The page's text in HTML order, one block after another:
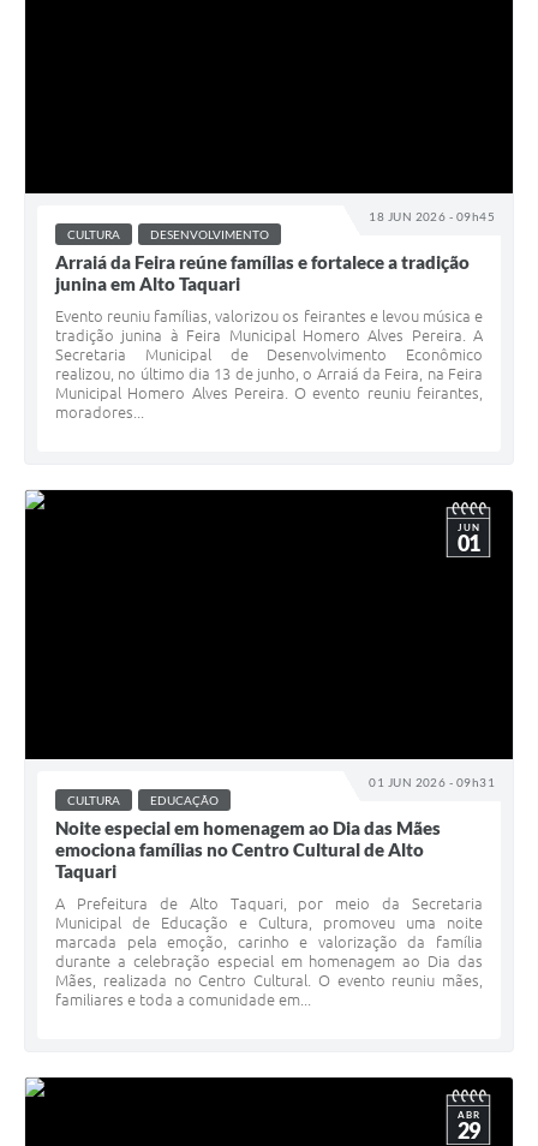
18 JUN 2026 - 09h45
CULTURA DESENVOLVIMENTO
Arraiá da Feira reúne famílias e fortalece a tradição
junina em Alto Taquari
Evento reuniu famílias, valorizou os feirantes e levou música e
tradição junina à Feira Municipal Homero Alves Pereira. A
Secretaria Municipal de Desenvolvimento Econômico
realizou, no último dia 13 de junho, o Arraiá da Feira, na Feira
Municipal Homero Alves Pereira. O evento reuniu feirantes,
moradores...
01 JUN 2026 - 09h31
JUN
01
CULTURA EDUCAÇÃO
Noite especial em homenagem ao Dia das Mães
emociona famílias no Centro Cultural de Alto
Taquari
A Prefeitura de Alto Taquari, por meio da Secretaria
Municipal de Educação e Cultura, promoveu uma noite
marcada pela emoção, carinho e valorização da família
durante a celebração especial em homenagem ao Dia das
Mães, realizada no Centro Cultural. O evento reuniu mães,
familiares e toda a comunidade em...
ABR
29